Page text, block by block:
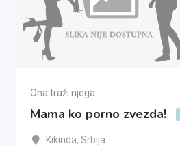
Ona traži njega
Mama ko porno zvezda!
Kikinda, Srbija